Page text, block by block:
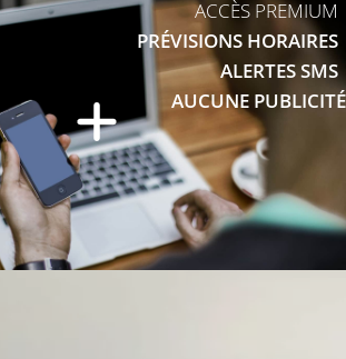
ACCÈS PREMIUM
PRÉVISIONS HORAIRES
ALERTES SMS
AUCUNE PUBLICITÉ